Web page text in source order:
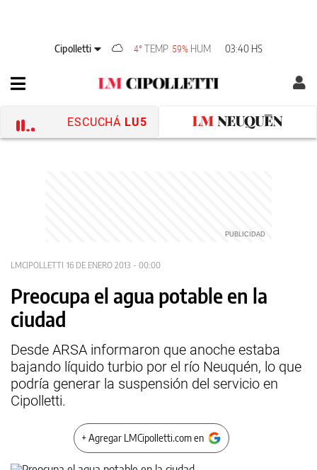
Cipolletti 4°TEMP 59% HUM 03:40 HS
ESCUCHÁ LU5
LMCIPOLLETTI 16 DE ENERO 2013 - 00:00
Preocupa el agua potable en la
ciudad
Desde ARSA informaron que anoche estaba
bajando líquido turbio por el río Neuquén, lo que
podría generar la suspensión del servicio en
Cipolletti.
+ Agregar LMCipolletti.com en